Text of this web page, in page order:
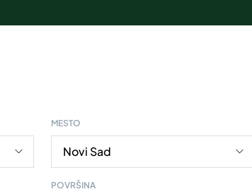
MESTO
POVRŠINA